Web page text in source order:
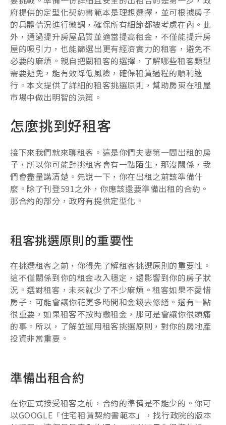
府提供的定型化契約書範本是理想選擇，並可根據房子
的具體情況進行微調，確保所有細節都被考慮在內。此
外，通過提升房屋品質並適當提高租金，不僅能提升房
屋的吸引力，也能篩選出更有經濟實力的租客，避免不
必要的麻煩。親自把關租客的選擇，了解哪些租客類型
需要避免，能有效降低風險，確保租賃過程的順利進
行。本文提供了詳細的租客挑選原則，幫助房東在租屋
市場中做出明智的決策。
怎麼挑到好租客
接下來我們就來聊租客。這是你們夫妻第一間出租的房
子，所以你可能對挑租客會有一點陌生，那沒關係，我
們會盡量講清楚。先說一下，你在出租之前該準備什
麼。除了刊登591之外，你應該還要準備出租的合約。
那合約的部分，政府有提供定型化。
租客挑選原則的重要性
在挑選租客之前，你得先了解租客挑選原則的重要性。
這不僅關係到你的租金收入穩定，還影響到你的房子狀
況。選對租客，未來就少了不少麻煩。租客如果不愛惜
房子，可能會讓你花更多時間和金錢去修繕。還有一點
很重要，如果租客不按時繳租金，那可是會讓你很頭痛
的事。所以，了解並運用租客挑選原則，對你的房地產
投資非常重要。
準備出租合約
在你正式接受租客之前，合約的準備是不能少的。你可
以GOOGLE「住宅租賃契約書範本」，找行政院的版本